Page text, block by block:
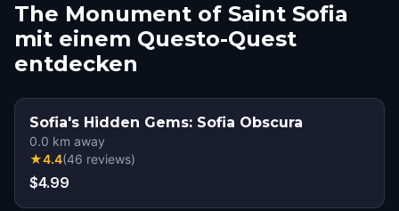
The Monument of Saint Sofia
mit einem Questo-Quest
entdecken
Sofia's Hidden Gems: Sofia Obscura
0.0 km away
★4.4(46 reviews)
$4.99